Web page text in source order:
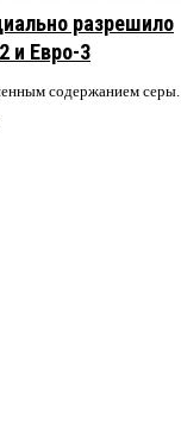
разрешило
и Евро-3
содержанием серы.